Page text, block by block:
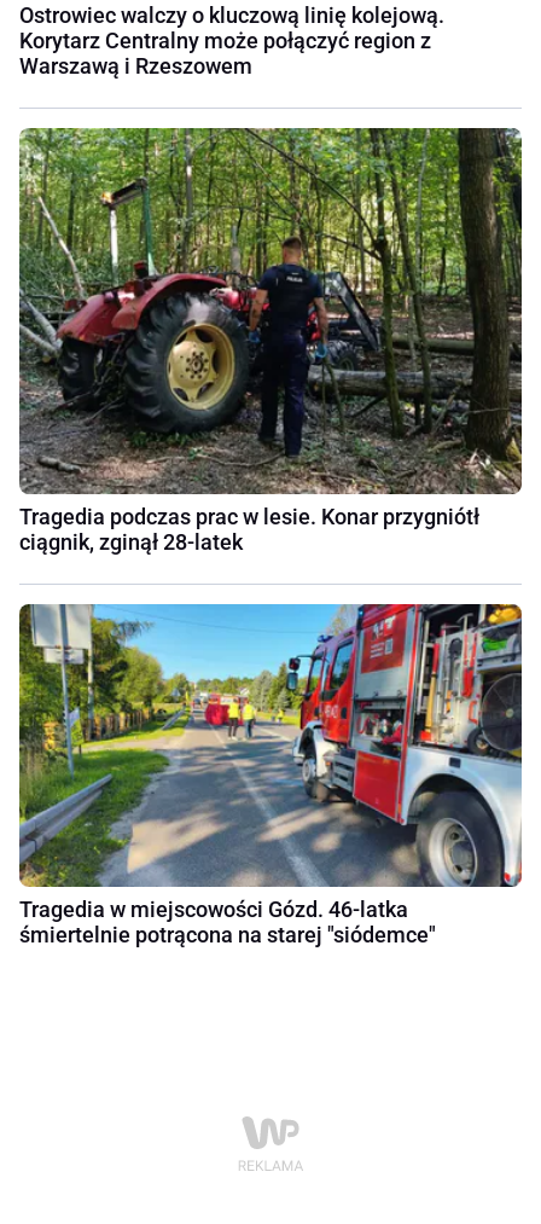
Ostrowiec walczy o kluczową linię kolejową.
Korytarz Centralny może połączyć region z
Warszawą i Rzeszowem
Tragedia podczas prac w lesie. Konar przygniótł
ciągnik, zginął 28-latek
Tragedia w miejscowości Gózd. 46-latka
śmiertelnie potrącona na starej "siódemce"